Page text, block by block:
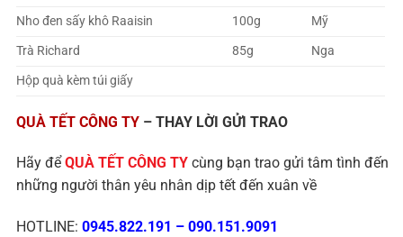
Nho đen sấy khô Raaisin
100g
Mỹ
Trà Richard
85g
Nga
Hộp quà kèm túi giấy
QUÀ TẾT CÔNG TY – THAY LỜI GỬI TRAO
Hãy để QUÀ TẾT CÔNG TY cùng bạn trao gửi tâm tình đến
những người thân yêu nhân dịp tết đến xuân về
HOTLINE: 0945.822.191 – 090.151.9091